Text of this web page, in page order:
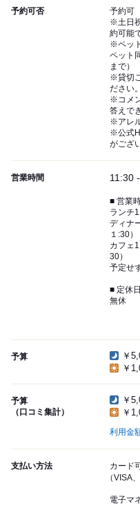
予約可否
予約可
※土日
約可能
※ペッ
ペット
まで）
※貸切
ださい。
※コメ
答えで
※アレ
※公式
がござ
営業時間 11:30
■ 営業
ランチ
ディナ
１:30）
カフェ
30）
予定せ
■ 定休日
無休
予算
￥
￥
予算
（口コミ集計）
￥
￥
利用金
支払い方法
カード
（VISA
電子マ